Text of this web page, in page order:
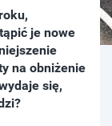
je nowe
na obniżenie
się,